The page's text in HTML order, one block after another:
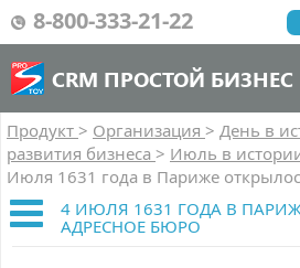
8-800-333-21-22
CRM ПРОСТОЙ БИЗНЕС
Продукт > Организация > День в
развития бизнеса > Июль в
Июля 1631 года в Париже
4 ИЮЛЯ 1631 ГОДА В
АДРЕСНОЕ БЮРО